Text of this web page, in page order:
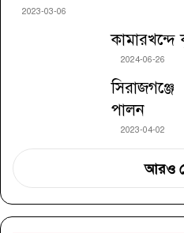
2023-03-06
কামারখন্দে
2024-06-26
সিরাজগঞ্জে
পালন
2023-04-02
আরও